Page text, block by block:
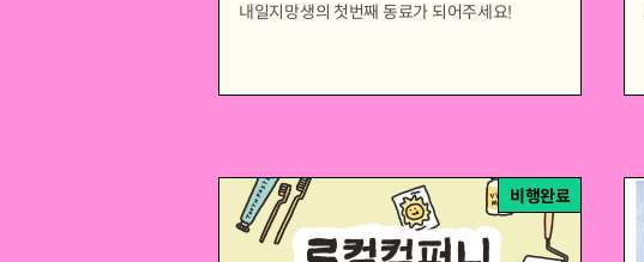
내일지망생의 첫번째 동료가 되어주세요!
비행완료